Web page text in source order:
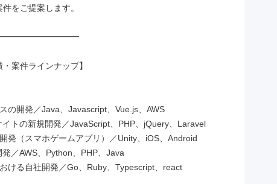
をご提案します。
・案件ラインナップ】
の開発／Java、Javascript、Vue.js、AWS
トの新規開発／JavaScript、PHP、jQuery、Laravel
発（スマホゲームアプリ）／Unity、iOS、Android
／AWS、Python、PHP、Java
ける自社開発／Go、Ruby、Typescript、react